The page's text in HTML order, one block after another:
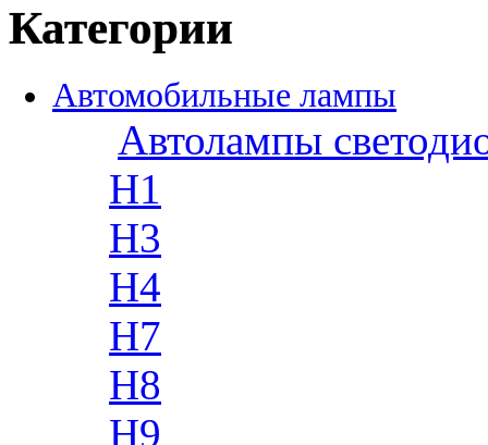
Категории
Автомобильные лампы
Автолампы
H1
H3
H4
H7
H8
H9